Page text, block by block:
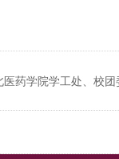
药学院学工处、校